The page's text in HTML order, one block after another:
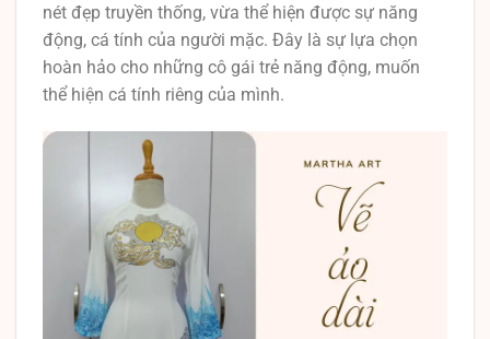
nét đẹp truyền thống, vừa thể hiện được sự năng
động, cá tính của người mặc. Đây là sự lựa chọn
hoàn hảo cho những cô gái trẻ năng động, muốn
thể hiện cá tính riêng của mình.